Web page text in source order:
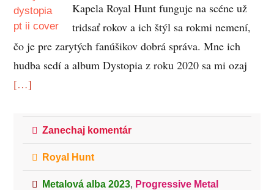
Kapela Royal Hunt funguje na scéne už
tridsať rokov a ich štýl sa rokmi nemení,
čo je pre zarytých fanúšikov dobrá správa. Mne ich
hudba sedí a album Dystopia z roku 2020 sa mi ozaj
[…]
Zanechaj komentár
Royal Hunt
Metalová alba 2023, Progressive Metal